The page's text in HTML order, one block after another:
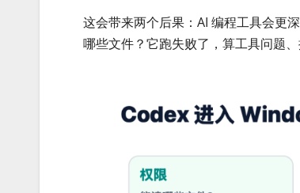
这会带来两个后果：AI 编程工具会更
哪些文件？它跑失败了，算工具问题